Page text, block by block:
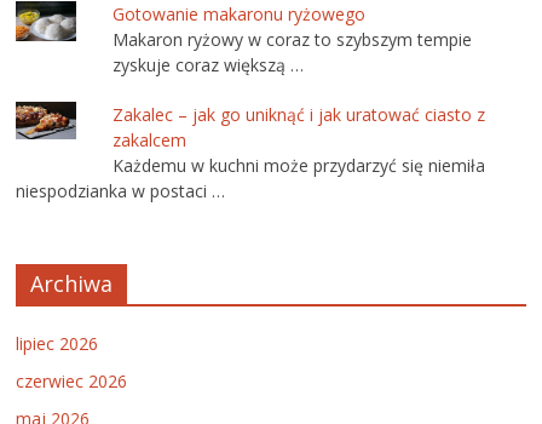
Gotowanie makaronu ryżowego
Makaron ryżowy w coraz to szybszym tempie
zyskuje coraz większą …
Zakalec – jak go uniknąć i jak uratować ciasto z
zakalcem
Każdemu w kuchni może przydarzyć się niemiła
niespodzianka w postaci …
Archiwa
lipiec 2026
czerwiec 2026
maj 2026